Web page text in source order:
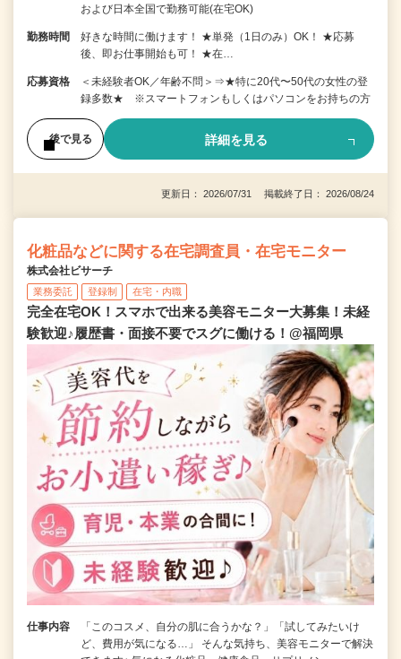
および日本全国で勤務可能(在宅OK)
勤務時間
好きな時間に働けます！ ★単発（1日のみ）OK！ ★応募
後、即お仕事開始も可！ ★在…
応募資格
＜未経験者OK／年齢不問＞⇒★特に20代〜50代の女性の登
録多数★ ※スマートフォンもしくはパソコンをお持ちの方
後で見る 詳細を見る
更新日： 2026/07/31 掲載終了日： 2026/08/24
化粧品などに関する在宅調査員・在宅モニター
株式会社ビサーチ
業務委託 登録制 在宅・内職
完全在宅OK！スマホで出来る美容モニター大募集！未経
験歓迎♪履歴書・面接不要でスグに働ける！@福岡県
仕事内容
「このコスメ、自分の肌に合うかな？」「試してみたいけ
ど、費用が気になる…」 そんな気持ち、美容モニターで解決